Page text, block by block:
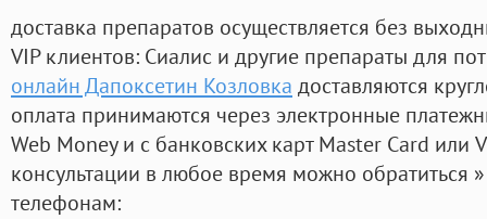
доставка препаратов осуществляется без
VIP клиентов: Сиалис и другие препараты для
онлайн Дапоксетин Козловка доставляются
оплата принимаются через электронные
Web Money и с банковских карт Master Card или
консультации в любое время можно обратиться
телефонам: